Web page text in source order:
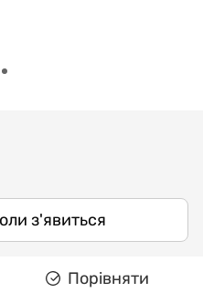
з'явиться
Порівняти